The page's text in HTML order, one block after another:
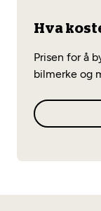
Hva
Prisen for å
bilmerke og